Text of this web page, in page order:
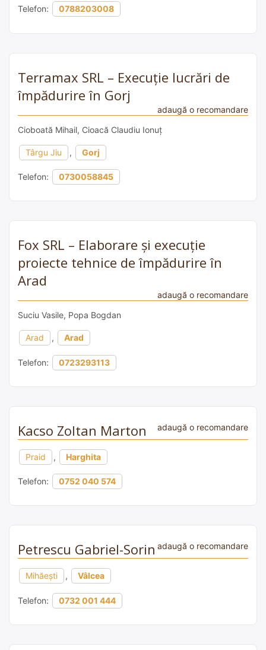
Telefon: 0788203008
Terramax SRL – Execuție lucrări de
împădurire în Gorj
adaugă o recomandare
Cioboată Mihail, Cioacă Claudiu Ionuț
Târgu Jiu , Gorj
Telefon: 0730058845
Fox SRL – Elaborare și execuție
proiecte tehnice de împădurire în
Arad
adaugă o recomandare
Suciu Vasile, Popa Bogdan
Arad , Arad
Telefon: 0723293113
Kacso Zoltan Marton adaugă o recomandare
Praid , Harghita
Telefon: 0752 040 574
Petrescu Gabriel-Sorin adaugă o recomandare
Mihăești , Vâlcea
Telefon: 0732 001 444